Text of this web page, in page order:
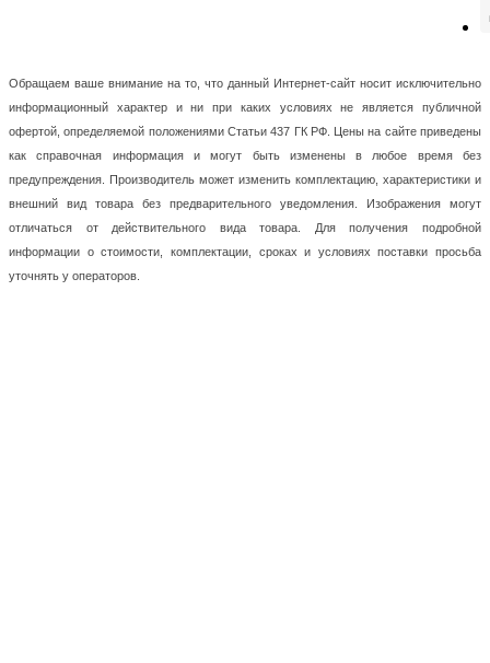
Обращаем ваше внимание на то, что данный Интернет-сайт носит исключительно
информационный характер и ни при каких условиях не является публичной
офертой, определяемой положениями Статьи 437 ГК РФ. Цены на сайте приведены
как справочная информация и могут быть изменены в любое время без
предупреждения. Производитель может изменить комплектацию, характеристики и
внешний вид товара без предварительного уведомления. Изображения могут
отличаться от действительного вида товара. Для получения подробной
информации о стоимости, комплектации, сроках и условиях поставки просьба
уточнять у операторов.